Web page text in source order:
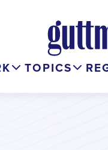
TOPICS